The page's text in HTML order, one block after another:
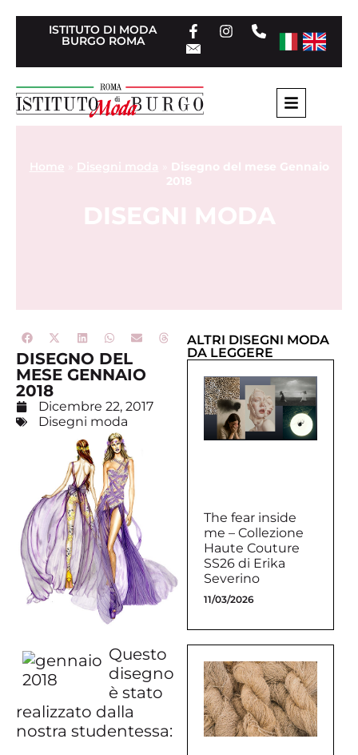
ISTITUTO DI MODA
BURGO ROMA
Home Disegni moda
Disegno del mese Gennaio
2018
DISEGNI MODA
DISEGNO DEL
MESE GENNAIO
2018
Dicembre 22, 2017
Disegni moda
Questo
disegno
è stato
realizzato dalla
nostra studentessa:
ALTRI DISEGNI MODA
DA LEGGERE
The fear inside
me – Collezione
Haute Couture
SS26 di Erika
Severino
11/03/2026